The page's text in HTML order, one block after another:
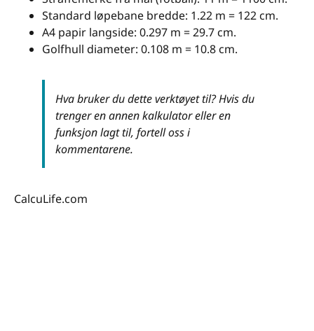
Standard løpebane bredde: 1.22 m = 122 cm.
A4 papir langside: 0.297 m = 29.7 cm.
Golfhull diameter: 0.108 m = 10.8 cm.
Hva bruker du dette verktøyet til? Hvis du
trenger en annen kalkulator eller en
funksjon lagt til, fortell oss i
kommentarene.
CalcuLife.com